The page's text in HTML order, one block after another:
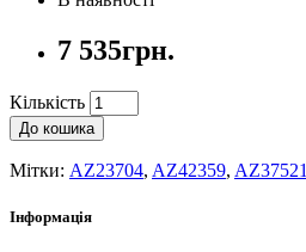
7 535грн.
Кількість
До кошика
Мітки: AZ23704, AZ42359, AZ37521
Інформація